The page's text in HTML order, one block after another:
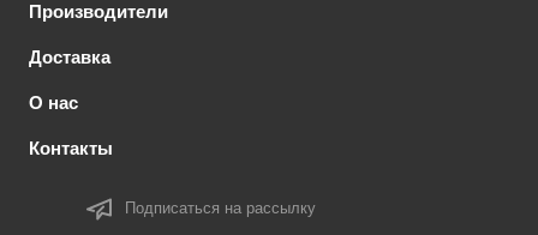
Производители
Доставка
О нас
Контакты
Подписаться на рассылку